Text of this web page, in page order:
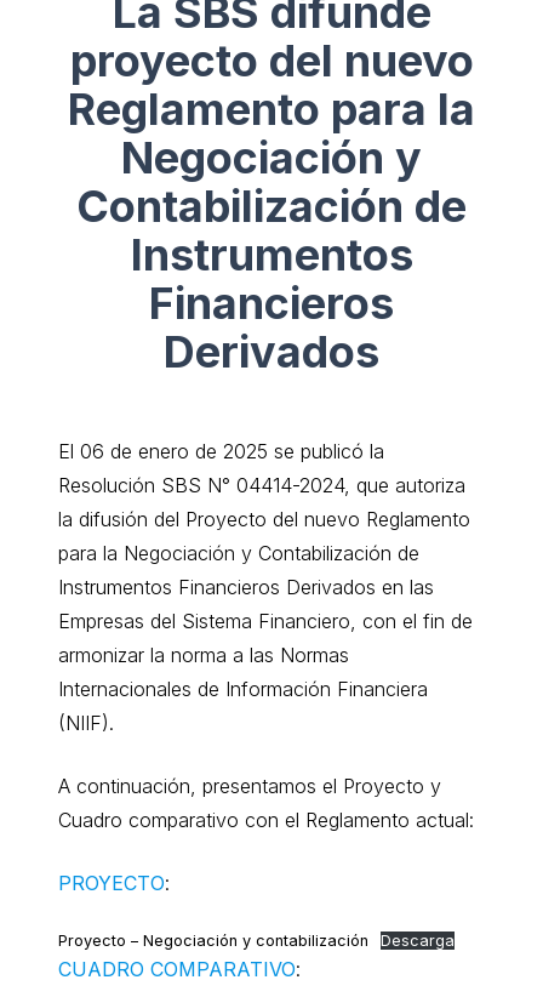
La SBS difunde
proyecto del nuevo
Reglamento para la
Negociación y
Contabilización de
Instrumentos
Financieros
Derivados
El 06 de enero de 2025 se publicó la
Resolución SBS N° 04414-2024, que autoriza
la difusión del Proyecto del nuevo Reglamento
para la Negociación y Contabilización de
Instrumentos Financieros Derivados en las
Empresas del Sistema Financiero, con el fin de
armonizar la norma a las Normas
Internacionales de Información Financiera
(NIIF).
A continuación, presentamos el Proyecto y
Cuadro comparativo con el Reglamento actual:
PROYECTO:
Proyecto – Negociación y contabilización Descarga
CUADRO COMPARATIVO: